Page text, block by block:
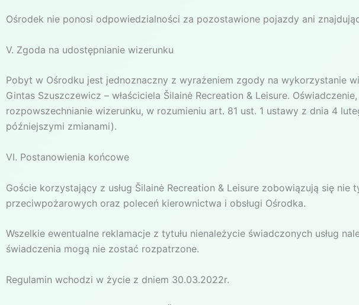
Ośrodek nie ponosi odpowiedzialności za pozostawione pojazdy ani
V. Zgoda na udostępnianie wizerunku
Pobyt w Ośrodku jest jednoznaczny z wyrażeniem zgody na wykorzystanie
Gintas Szuszczewicz – właściciela Šilainė Recreation & Leisure.
rozpowszechnianie wizerunku, w rozumieniu art. 81 ust. 1 ustawy z dnia 4
późniejszymi zmianami).
VI. Postanowienia końcowe
Goście korzystający z usług Šilainė Recreation & Leisure zobowiązują się
przeciwpożarowych oraz poleceń kierownictwa i obsługi Ośrodka.
Wszelkie ewentualne reklamacje z tytułu nienależycie świadczonych usług
świadczenia mogą nie zostać rozpatrzone.
Regulamin wchodzi w życie z dniem 30.03.2022r.